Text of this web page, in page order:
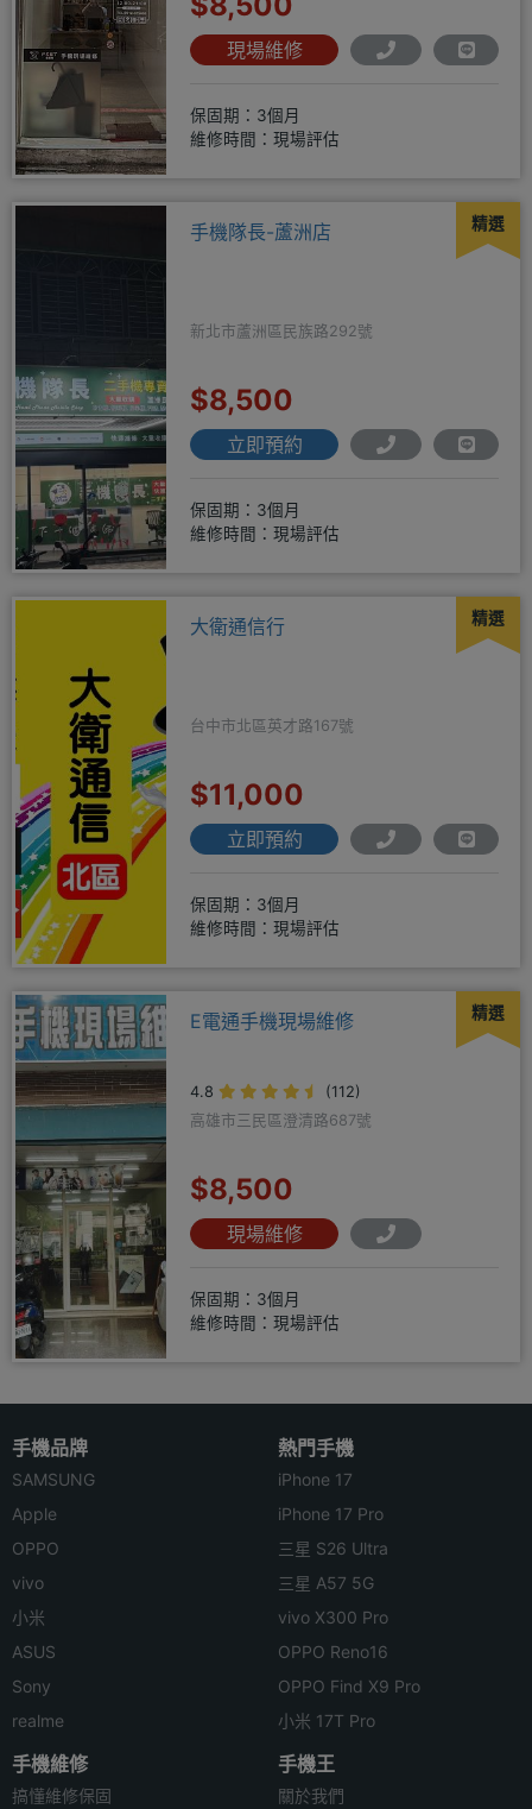
現場維修
保固期：3個月
維修時間：現場評估
精選
手機隊長-蘆洲店
新北市蘆洲區民族路292號
$8,500
立即預約
保固期：3個月
維修時間：現場評估
精選
大衛通信行
台中市北區英才路167號
$11,000
立即預約
保固期：3個月
維修時間：現場評估
精選
E電通手機現場維修
4.8
(112)
高雄市三民區澄清路687號
$8,500
現場維修
保固期：3個月
維修時間：現場評估
手機品牌
SAMSUNG
Apple
OPPO
vivo
小米
ASUS
Sony
realme
熱門手機
iPhone 17
iPhone 17 Pro
三星 S26 Ultra
三星 A57 5G
vivo X300 Pro
OPPO Reno16
OPPO Find X9 Pro
小米 17T Pro
手機維修
搞懂維修保固
手機王
關於我們